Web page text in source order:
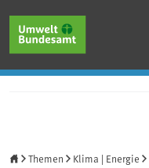
Themen Klima | Energie